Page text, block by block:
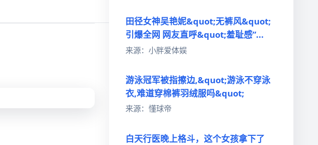
田径女神吴艳妮&quot;无裤风&quot;
引爆全网 网友直呼&quot;羞耻感”...
来源：小胖爱体娱
游泳冠军被指擦边,&quot;游泳不穿泳
衣,难道穿棉裤羽绒服吗&quot;
来源：懂球帝
白天行医晚上格斗，这个女孩拿下了